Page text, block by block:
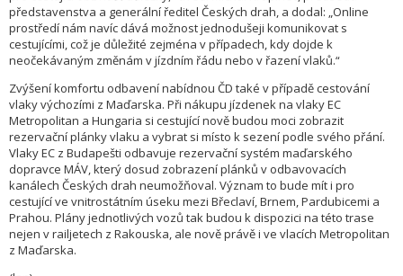
představenstva a generální ředitel Českých drah, a dodal: „Online
prostředí nám navíc dává možnost jednodušeji komunikovat s
cestujícími, což je důležité zejména v případech, kdy dojde k
neočekávaným změnám v jízdním řádu nebo v řazení vlaků.“
Zvýšení komfortu odbavení nabídnou ČD také v případě cestování
vlaky výchozími z Maďarska. Při nákupu jízdenek na vlaky EC
Metropolitan a Hungaria si cestující nově budou moci zobrazit
rezervační plánky vlaku a vybrat si místo k sezení podle svého přání.
Vlaky EC z Budapešti odbavuje rezervační systém maďarského
dopravce MÁV, který dosud zobrazení plánků v odbavovacích
kanálech Českých drah neumožňoval. Význam to bude mít i pro
cestující ve vnitrostátním úseku mezi Břeclaví, Brnem, Pardubicemi a
Prahou. Plány jednotlivých vozů tak budou k dispozici na této trase
nejen v railjetech z Rakouska, ale nově právě i ve vlacích Metropolitan
z Maďarska.